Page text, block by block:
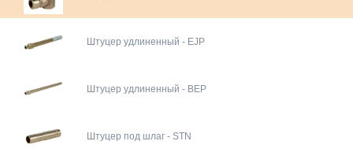
Штуцер удлиненный - EJP
Штуцер удлиненный - BEP
Штуцер под шлаг - STN